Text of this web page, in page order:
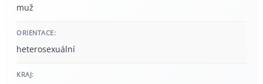
muž
ORIENTACE:
heterosexuální
KRAJ: